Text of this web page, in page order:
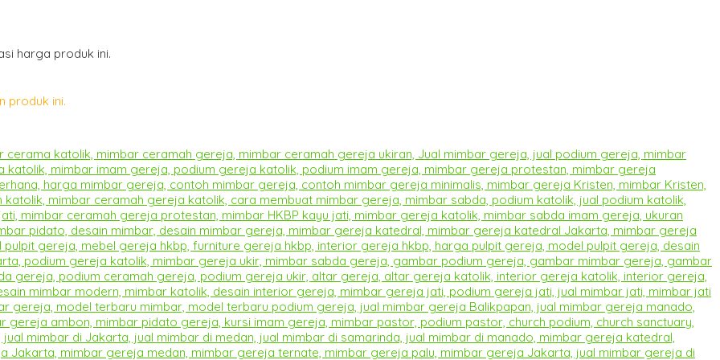
harga produk ini.
produk ini.